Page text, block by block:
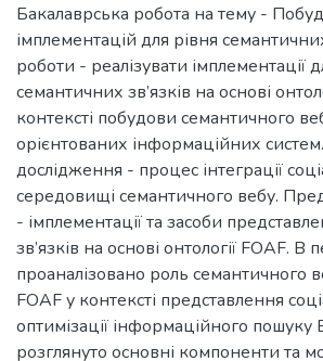
Бакалаврська робота на тему -
імплементацій для рівня
роботи - реалізувати імплементації
семантичних зв’язків на основі
контексті побудови семантичного
орієнтованих інформаційних
дослідження - процес інтеграції
середовищі семантичного вебу.
- імплементації та засоби
зв’язків на основі онтології FOAF. В
проаналізовано роль семантичного
FOAF у контексті представлення
оптимізації інформаційного пошуку
розглянуто основні компоненти та